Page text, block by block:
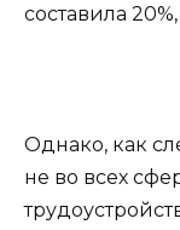
составила
Однако, как
не во всех